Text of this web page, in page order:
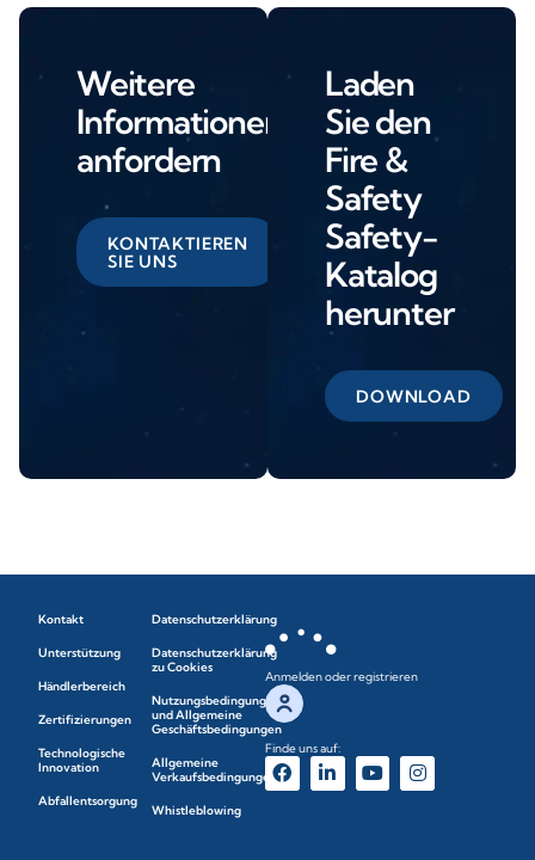
Weitere
Informationen
anfordern
KONTAKTIEREN
SIE UNS
Laden
Sie den
Fire &
Safety
Safety-
Katalog
herunter
DOWNLOAD
Kontakt
Unterstützung
Händlerbereich
Zertifizierungen
Technologische
Innovation
Abfallentsorgung
Datenschutzerklärung
Datenschutzerklärung
zu Cookies
Nutzungsbedingungen
und Allgemeine
Geschäftsbedingungen
Allgemeine
Verkaufsbedingungen
Whistleblowing
Anmelden oder registrieren
Finde uns auf: